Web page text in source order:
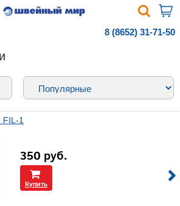
8 (8652) 31-71-50
FIL-1
350 руб.
Купить